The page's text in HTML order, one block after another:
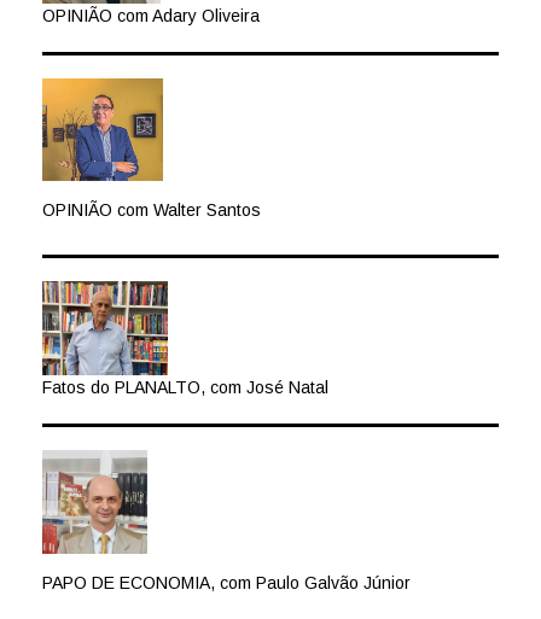
OPINIÃO com Adary Oliveira
OPINIÃO com Walter Santos
Fatos do PLANALTO, com José Natal
PAPO DE ECONOMIA, com Paulo Galvão Júnior